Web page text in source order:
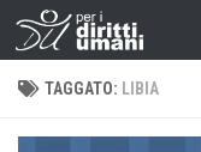
TAGGATO: LIBIA